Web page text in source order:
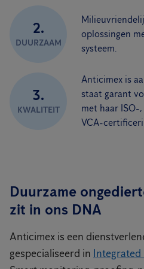
2.
DUURZAAM
oplossingen
systeem.
3.
KWALITEIT
Anticimex is
staat garant
met haar ISO-,
VCA-
Duurzame
zit in ons DNA
Anticimex is een
gespecialiseerd in Integrated